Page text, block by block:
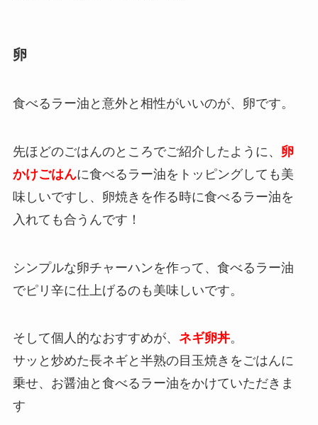
卵
食べるラー油と意外と相性がいいのが、卵です。
先ほどのごはんのところでご紹介したように、 卵
かけごはんに食べるラー油をトッピングしても美
味しいですし、卵焼きを作る時に食べるラー油を
入れても合うんです！
シンプルな卵チャーハンを作って、食べるラー油
でピリ辛に仕上げるのも美味しいです。
そして個人的なおすすめが、 ネギ卵丼。
サッと炒めた長ネギと半熟の目玉焼きをごはんに
乗せ、お醤油と食べるラー油をかけていただきま
す